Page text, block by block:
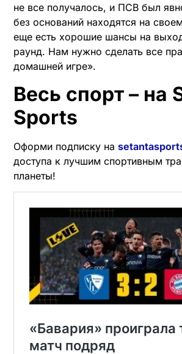
не все получалось, и ПСВ был
без оснований находятся на
еще есть хорошие шансы на
раунд. Нам нужно сделать все
домашней игре».
Весь спорт – на
Sports
Оформи подписку на
доступа к лучшим спортивным
планеты!